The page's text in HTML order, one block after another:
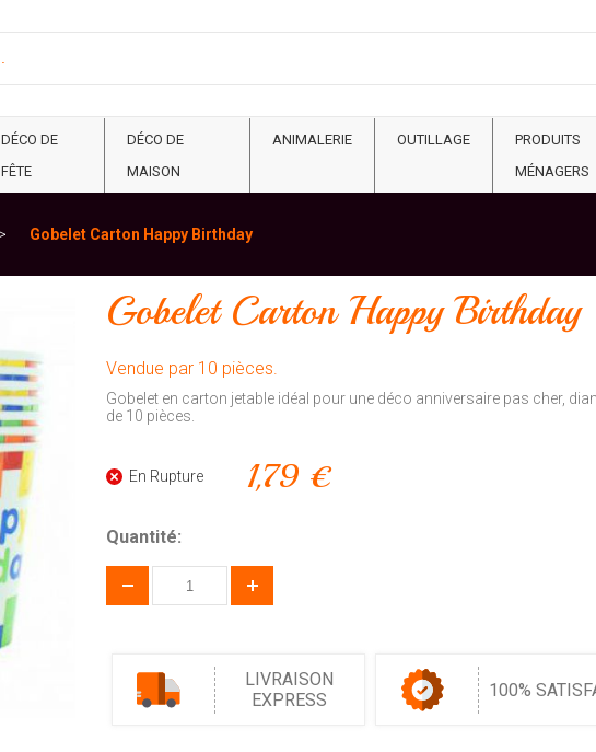
DÉCO DE
FÊTE
DÉCO DE
MAISON
ANIMALERIE OUTILLAGE
PRODUITS
MÉNAGERS
Gobelet Carton Happy Birthday
Gobelet Carton Happy Birthday
Vendue par 10 pièces.
Gobelet en carton jetable idéal pour une déco anniversaire pas cher,
de 10 pièces.
En Rupture 1,79 €
Quantité:
LIVRAISON
EXPRESS
100%